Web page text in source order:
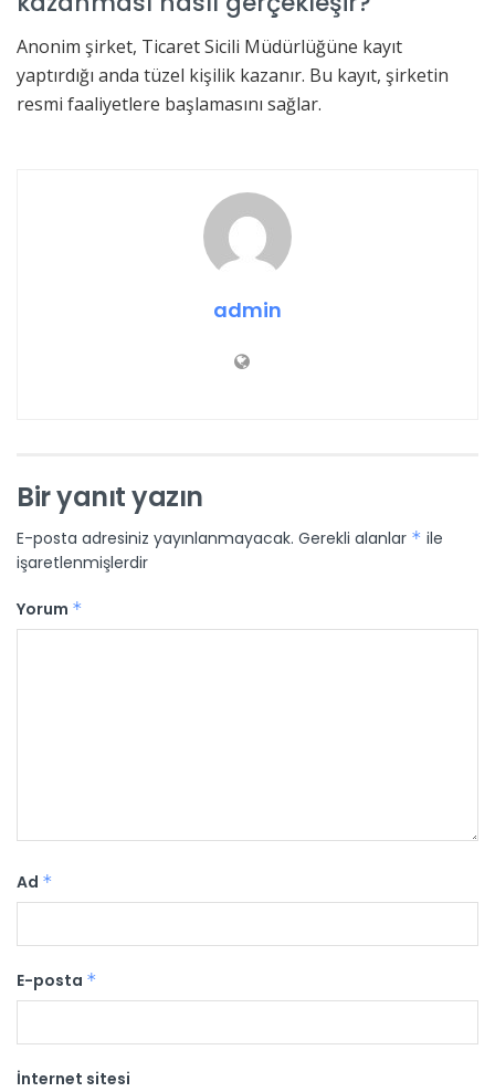
Anonim şirket, Ticaret Sicili Müdürlüğüne kayıt
yaptırdığı anda tüzel kişilik kazanır. Bu kayıt, şirketin
resmi faaliyetlere başlamasını sağlar.
admin
Bir yanıt yazın
E-posta adresiniz yayınlanmayacak. Gerekli alanlar * ile
işaretlenmişlerdir
Yorum *
Ad *
E-posta *
İnternet sitesi